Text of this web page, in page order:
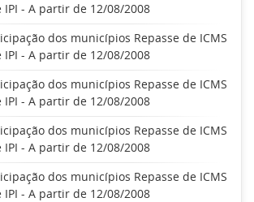
IPI - A partir de 12/08/2008
dos municípios Repasse de ICMS
IPI - A partir de 12/08/2008
dos municípios Repasse de ICMS
IPI - A partir de 12/08/2008
dos municípios Repasse de ICMS
IPI - A partir de 12/08/2008
dos municípios Repasse de ICMS
IPI - A partir de 12/08/2008